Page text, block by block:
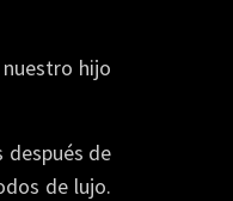
hijo
después de
de lujo.